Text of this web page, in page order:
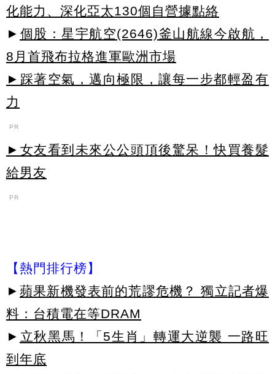
化能力、深化亞太130個自營據點絡
► 個股：星宇航空(2646)釜山航線今啟航，
8月首飛布拉格進軍歐洲市場
►踩著空氣，邁向極限，讓每一步都輕盈有
力
PR
►女友看到未來公公頭頂後驚呆！快買養髮
給男友
PR
【熱門排行榜】
► 蘋果新機發表前的荒謬危機？ 獨立記者爆
料：台積電在等DRAM
► 立秋黑馬！「5生肖」轉運大逆襲 一路旺
到年底